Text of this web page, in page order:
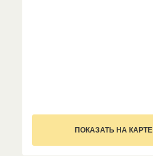
ПОКАЗАТЬ НА КАРТЕ